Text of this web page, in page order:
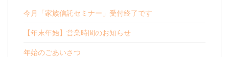
今月「家族信託セミナー」受付終了です
【年末年始】営業時間のお知らせ
年始のごあいさつ